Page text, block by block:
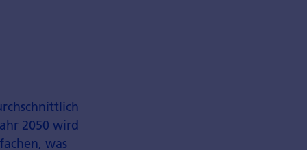
2050 wird
was